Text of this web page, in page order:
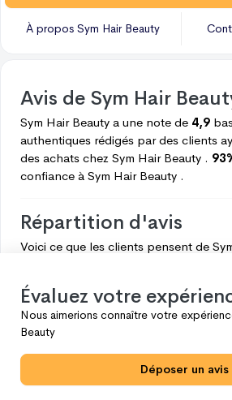
À propos Sym Hair Beauty
Avis de Sym Hair
Sym Hair Beauty a une note de 4,9
authentiques rédigés par des clients
des achats chez Sym Hair Beauty .
confiance à Sym Hair Beauty .
Répartition d'avis
Voici ce que les clients pensent de
4
3
2
Évaluez votre
Nous aimerions connaître votre
Beauty
Déposer un avis